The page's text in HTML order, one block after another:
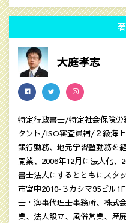
大庭孝志
特定行政書士/特定社会保険
タント/ISO審査員補/２級海
銀行勤務、地元学習塾勤務を
開業、2006年12月に法人化、
書士法人にするとともにスタ
市宮中2010‐３カシマ95ビル
士・海事代理士事務所、株式
業、法人設立、風俗営業、産